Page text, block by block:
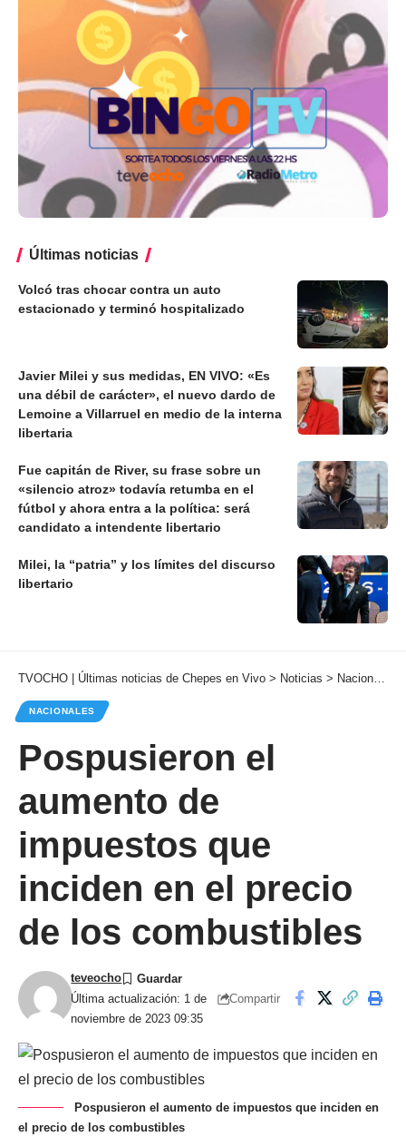
Últimas noticias
Volcó tras chocar contra un auto
estacionado y terminó hospitalizado
Javier Milei y sus medidas, EN VIVO: «Es
una débil de carácter», el nuevo dardo de
Lemoine a Villarruel en medio de la interna
libertaria
Fue capitán de River, su frase sobre un
«silencio atroz» todavía retumba en el
fútbol y ahora entra a la política: será
candidato a intendente libertario
Milei, la “patria” y los límites del discurso
libertario
TVOCHO | Últimas noticias de Chepes en Vivo > Noticias > Nacionales
NACIONALES
Pospusieron el
aumento de
impuestos que
inciden en el precio
de los combustibles
Última actualización: 1 de
noviembre de 2023 09:35
teveocho
Compartir
Pospusieron el aumento de impuestos que inciden en
el precio de los combustibles